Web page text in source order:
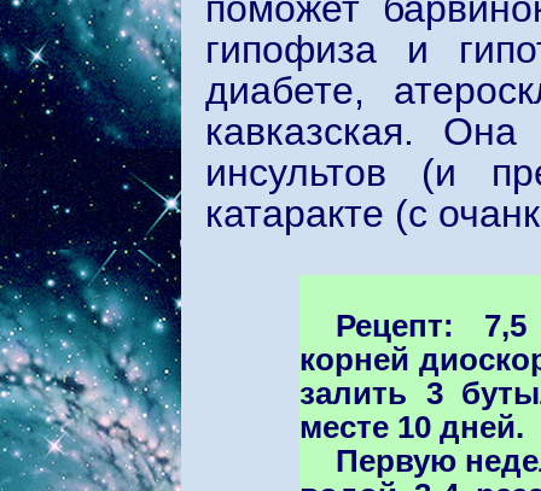
гипофиза и
диабете,
кавказская.
инсультов (и
катаракте (с
Рецепт:
корней
залить 3
месте 10 дней.
Первую